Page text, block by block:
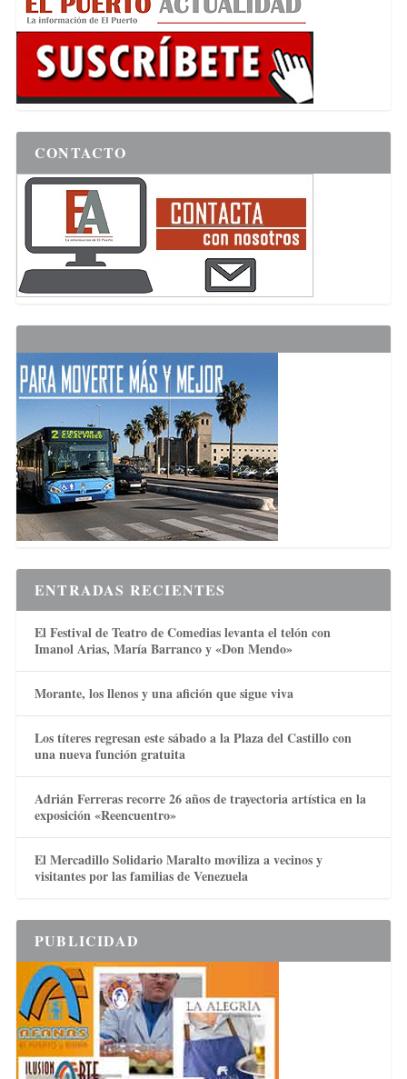
CONTACTO
ENTRADAS RECIENTES
El Festival de Teatro de Comedias levanta el telón con
Imanol Arias, María Barranco y «Don Mendo»
Morante, los llenos y una afición que sigue viva
Los títeres regresan este sábado a la Plaza del Castillo con
una nueva función gratuita
Adrián Ferreras recorre 26 años de trayectoria artística en la
exposición «Reencuentro»
El Mercadillo Solidario Maralto moviliza a vecinos y
visitantes por las familias de Venezuela
PUBLICIDAD